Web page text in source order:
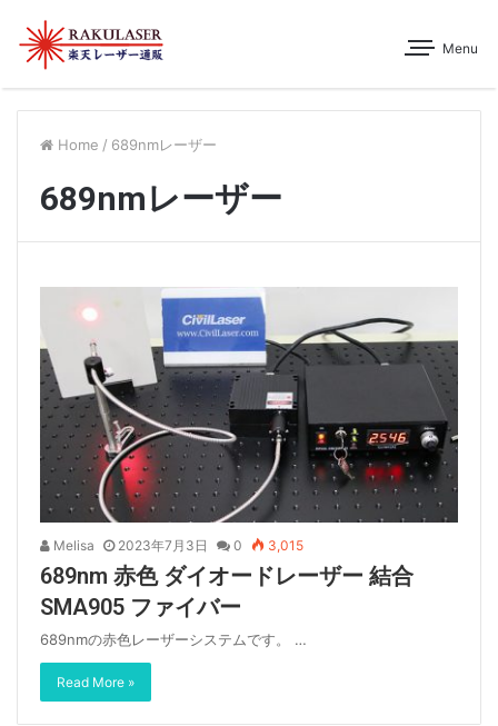
Menu
Home / 689nmレーザー
689nmレーザー
Melisa 2023年7月3日 0 3,015
689nm 赤色 ダイオードレーザー 結合
SMA905 ファイバー
689nmの赤色レーザーシステムです。 …
Read More »